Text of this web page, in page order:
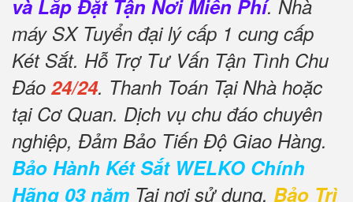
và Lắp Đặt Tận Nơi Miễn Phí. Nhà
máy SX Tuyển đại lý cấp 1 cung cấp
Két Sắt. Hỗ Trợ Tư Vấn Tận Tình Chu
Đáo 24/24. Thanh Toán Tại Nhà hoặc
tại Cơ Quan. Dịch vụ chu đáo chuyên
nghiệp, Đảm Bảo Tiến Độ Giao Hàng.
Bảo Hành Két Sắt WELKO Chính
Hãng 03 năm Tại nơi sử dụng, Bảo Trì